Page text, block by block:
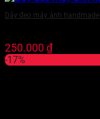
Dây đeo máy ảnh handmade
250.000 ₫
-17%